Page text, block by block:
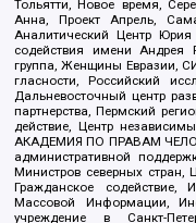
Тольятти, Новое время,
Анна, Проект Апрель,
Аналитический Центр
содействия имени Андрея
группа, Женщины Евразии,
гласности, Российский
Дальневосточный центр
партнерства, Пермский
действие, Центр
АКАДЕМИЯ ПО ПРАВАМ
административной
Министров северных стран,
Гражданское содействие,
Массовой Информации,
учреждение в Санкт-